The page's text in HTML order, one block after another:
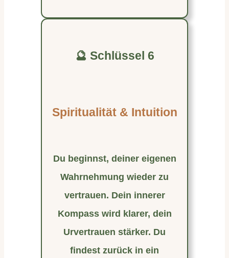
🔮 Schlüssel 6
Spiritualität & Intuition
Du beginnst, deiner eigenen
Wahrnehmung wieder zu
vertrauen. Dein innerer
Kompass wird klarer, dein
Urvertrauen stärker. Du
findest zurück in ein